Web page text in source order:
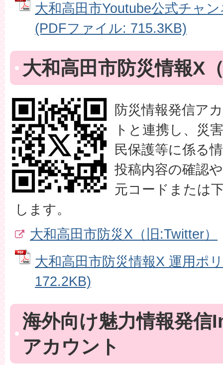
大和高田市Youtube公式チャ
(PDFファイル: 715.3KB)
大和高田市防災情報X
防災情報発信ア
トと連携し、災
民保護等に係る
投稿内容の確認
元コードまたは
します。
大和高田市防災X（旧:Twitter）
大和高田市防災情報X 運用ポ
172.2KB)
海外向け魅力情報発信
アカウント